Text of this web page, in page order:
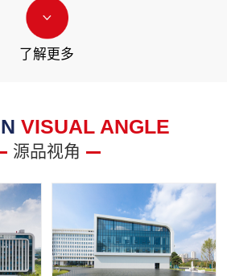
了解更多
VISUAL ANGLE
源品视角